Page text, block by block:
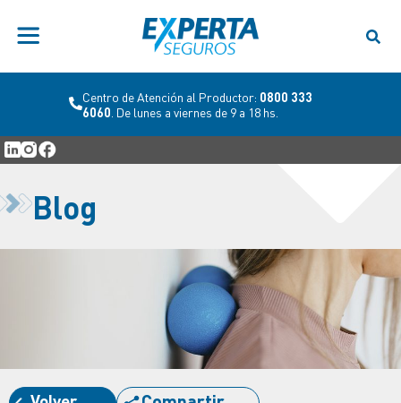
Centro de Atención al Productor: 0800 333
6060 . De lunes a viernes de 9 a 18 hs.
Blog